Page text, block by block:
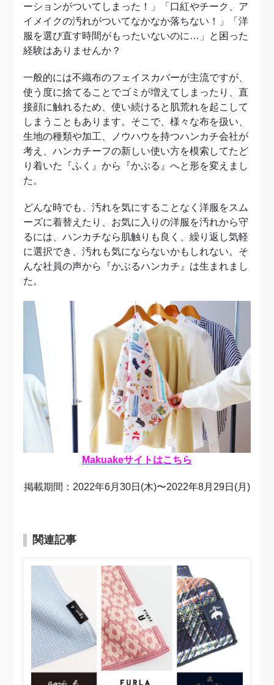
ーションがついてしまった！」「口紅やチーク、ア
イメイクの汚れがついてなかなか落ちない！」「洋
服を選び直す時間がもったいないのに…」と困った
経験はありませんか？
一般的には不織布のフェイスカバーが主流ですが、
使う度に捨てることでゴミが増えてしまったり、直
接顔に触れるため、使い続けると肌荒れを起こして
しまうこともあります。そこで、様々な布を扱い、
生地の種類や加工、ノウハウを持つハンカチ会社が
考え、ハンカチーフの新しい使い方を模索してたど
り着いた『ふく』から『かぶる』へと形を変えまし
た
どんな時でも、汚れを気にすることなく洋服をスム
ーズに着替えたり、お気に入りの洋服を汚れから守
るには、ハンカチなら肌触りも良く、繰り返し気軽
に選択でき、汚れも気にならないかもしれない。そ
んな社員の声から『かぶるハンカチ』は生まれまし
た。
Makuakeサイトはこちら
掲載期間：2022年6月30日(木)〜2022年8月29日(月)
関連記事